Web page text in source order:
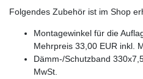
Folgendes Zubehör ist im Shop
Montagewinkel für die
Mehrpreis 33,00 EUR inkl.
Dämm-/Schutzband
MwSt.